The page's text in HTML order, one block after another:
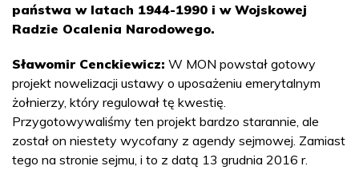
państwa w latach 1944-1990 i w Wojskowej
Radzie Ocalenia Narodowego.
Sławomir Cenckiewicz: W MON powstał gotowy
projekt nowelizacji ustawy o uposażeniu emerytalnym
żołnierzy, który regulował tę kwestię.
Przygotowywaliśmy ten projekt bardzo starannie, ale
został on niestety wycofany z agendy sejmowej. Zamiast
tego na stronie sejmu, i to z datą 13 grudnia 2016 r.